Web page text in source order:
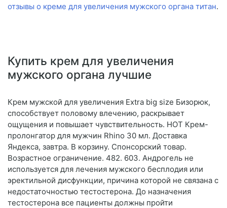
отзывы о креме для увеличения мужского органа титан.
Купить крем для увеличения
мужского органа лучшие
Крем мужской для увеличения Extra big size Бизорюк,
способствует половому влечению, раскрывает
ощущения и повышает чувствительность. HOT Крем-
пролонгатор для мужчин Rhino 30 мл. Доставка
Яндекса, завтра. В корзину. Спонсорский товар.
Возрастное ограничение. 482. 603. Андрогель не
используется для лечения мужского бесплодия или
эректильной дисфункции, причина которой не связана с
недостаточностью тестостерона. До назначения
тестостерона все пациенты должны пройти